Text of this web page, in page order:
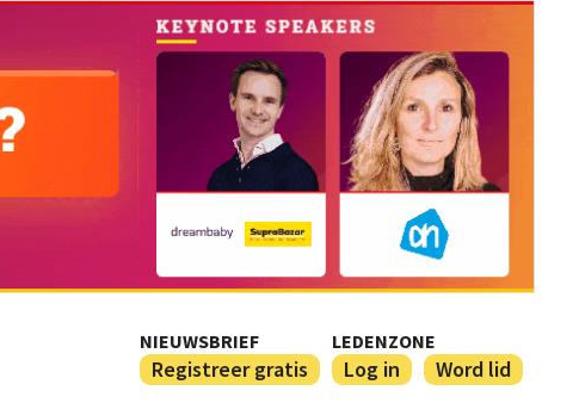
NIEUWSBRIEF
Registreer gratis
LEDENZONE
Log in Word lid